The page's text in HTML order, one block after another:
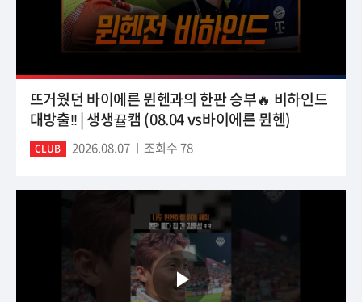
뜨거웠던 바이에른 뮌헨과의 한판 승부🔥 비하인드
대방출‼️ | 생생뀰캠 (08.04 vs바이에른 뮌헨)
CLUB 2026.08.07 조회수 78